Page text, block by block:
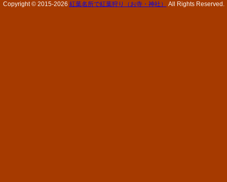
Copyright © 2015-2026 紅葉名所で紅葉狩り（お寺・神社） All Rights Reserved.